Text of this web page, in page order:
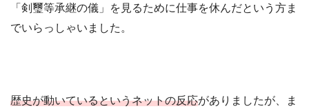
「剣璽等承継の儀」を見るために仕事を休んだという方ま
でいらっしゃいました。
歴史が動いているというネットの反応がありましたが、ま